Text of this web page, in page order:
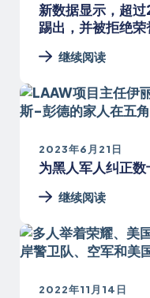
新数据显示，超
踢出，并被拒绝荣
继续阅读
2023年6月21日
为黑人军人纠正
继续阅读
2022年11月14日